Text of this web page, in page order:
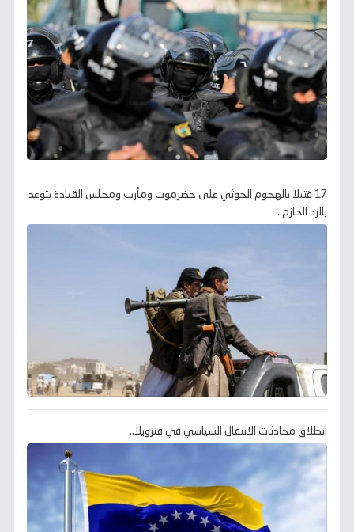
17 قتيلا بالهجوم الحوثي على حضرموت ومأرب ومجلس القيادة يتوعد
بالرد الحازم..
انطلاق محادثات الانتقال السياسي في فنزويلا..